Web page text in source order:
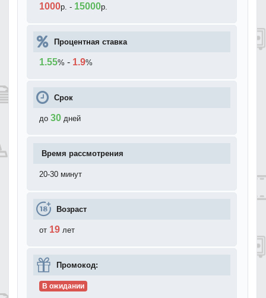
1000р. - 15000р.
Процентная ставка
1.55% - 1.9%
Срок
до 30 дней
Время рассмотрения
20-30 минут
Возраст
от 19 лет
Промокод:
В ожидании